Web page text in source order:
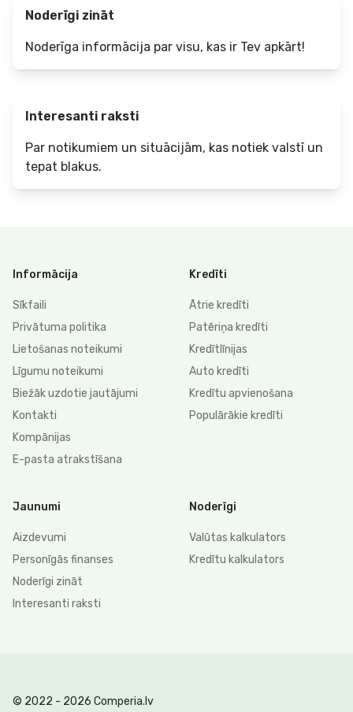
Noderīgi zināt
Noderīga informācija par visu, kas ir Tev apkārt!
Interesanti raksti
Par notikumiem un situācijām, kas notiek valstī un
tepat blakus.
Informācija
Sīkfaili
Privātuma politika
Lietošanas noteikumi
Līgumu noteikumi
Biežāk uzdotie jautājumi
Kontakti
Kompānijas
E-pasta atrakstīšana
Kredīti
Ātrie kredīti
Patēriņa kredīti
Kredītlīnijas
Auto kredīti
Kredītu apvienošana
Populārākie kredīti
Jaunumi
Aizdevumi
Personīgās finanses
Noderīgi zināt
Interesanti raksti
Noderīgi
Valūtas kalkulators
Kredītu kalkulators
© 2022 - 2026 Comperia.lv